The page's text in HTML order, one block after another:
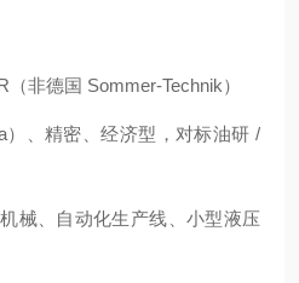
非德国 Sommer‑Technik）
）、精密、经济型，对标油研 /
械、自动化生产线、小型液压